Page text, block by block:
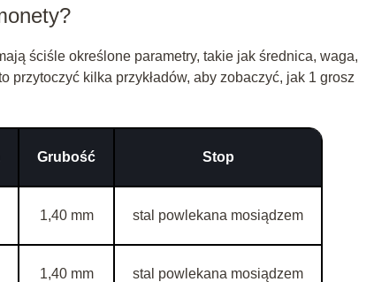
ściśle określone parametry, takie jak średnica, waga,
przytoczyć kilka przykładów, aby zobaczyć, jak 1 grosz
Grubość Stop
1,40 mm stal powlekana mosiądzem
1,40 mm stal powlekana mosiądzem